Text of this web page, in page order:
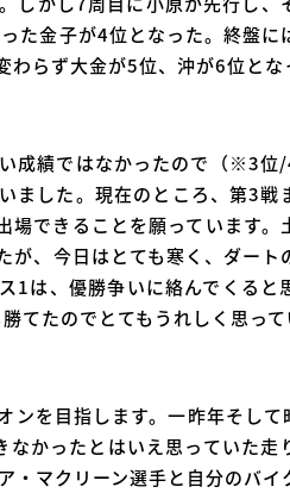
た金子が4位となった。終盤に
らず大金が5位、沖が6位とな
成績ではなかったので（※3位
ました。現在のところ、第3戦
場できることを願っています。
、今日はとても寒く、ダート
1は、優勝争いに絡んでくると
てたのでとてもうれしく思って
ンを目指します。一昨年そして
かったとはいえ思っていた走
マクリーン選手と自分のバイ